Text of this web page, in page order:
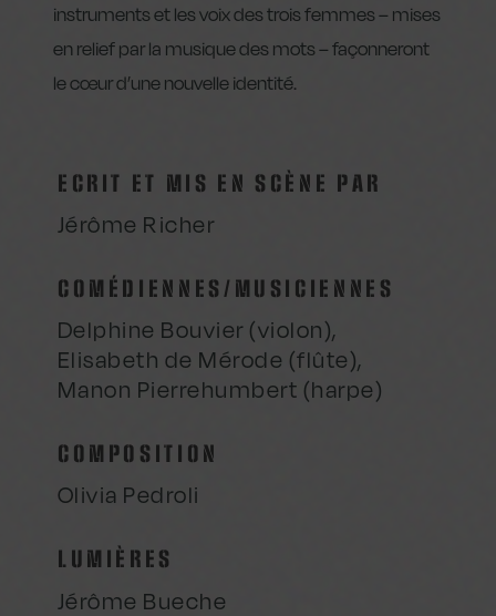
instruments et les voix des trois femmes – mises
en relief par la musique des mots – façonneront
le cœur d’une nouvelle identité.
ECRIT ET MIS EN SCÈNE PAR
Jérôme Richer
COMÉDIENNES/MUSICIENNES
Delphine Bouvier (violon),
Elisabeth de Mérode (flûte),
Manon Pierrehumbert (harpe)
COMPOSITION
Olivia Pedroli
LUMIÈRES
Jérôme Bueche